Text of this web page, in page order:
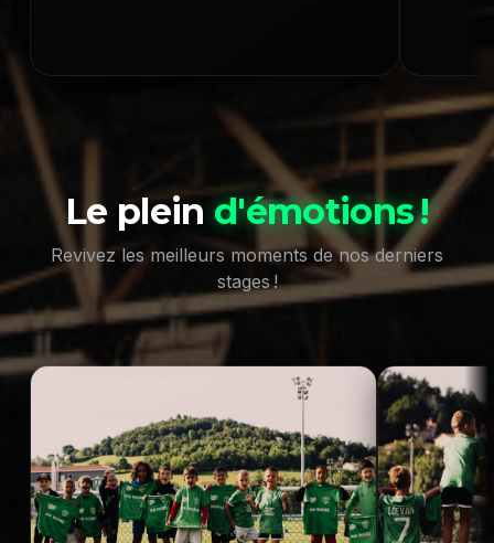
Le plein d'émotions !
Revivez les meilleurs moments de nos derniers
stages !